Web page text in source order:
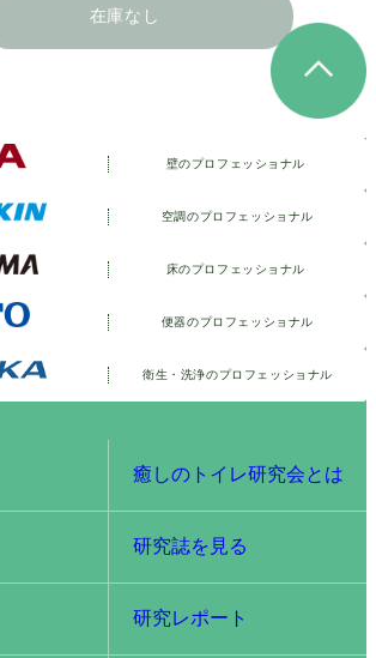
在庫なし
壁のプロフェッショナル
空調のプロフェッショナル
床のプロフェッショナル
便器のプロフェッショナル
衛生・洗浄のプロフェッショナル
癒しのトイレ研究会とは
研究誌を見る
研究レポート